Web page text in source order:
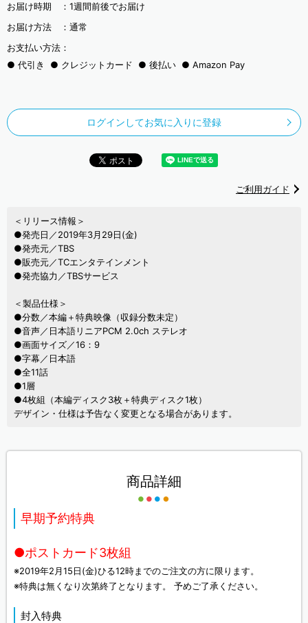
お届け時期 ： 1週間前後でお届け
お届け方法 ： 通常
お支払い方法：
代引き
クレジットカード 後払い Amazon Pay
ログインしてお気に入りに登録
ご利用ガイド
＜リリース情報＞
●発売日／2019年3月29日(金)
●発売元／TBS
●販売元／TCエンタテインメント
●発売協力／TBSサービス
＜製品仕様＞
●分数／本編＋特典映像（収録分数未定）
●音声／日本語リニアPCM 2.0ch ステレオ
●画面サイズ／16：9
●字幕／日本語
●全11話
●1層
●4枚組（本編ディスク3枚＋特典ディスク1枚）
デザイン・仕様は予告なく変更となる場合があります。
商品詳細
早期予約特典
●ポストカード3枚組
※2019年2月15日(金)ひる12時までのご注文の方に限ります。
※特典は無くなり次第終了となります。 予めご了承ください。
封入特典